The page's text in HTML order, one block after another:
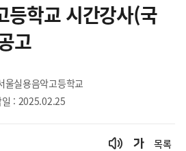
등학교 시간강사(국
고
울실용음악고등학교
일 : 2025.02.25
목록